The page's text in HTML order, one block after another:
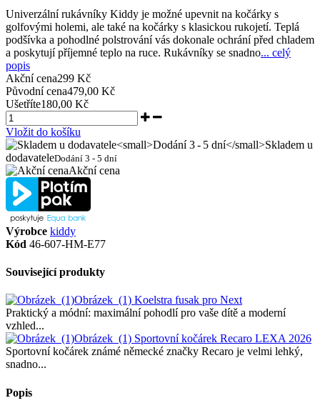
Univerzální rukávníky Kiddy je možné upevnit na kočárky s
golfovými holemi, ale také na kočárky s klasickou rukojetí. Teplá
podšívka a pohodlné polstrování vás dokonale ochrání před chladem
a poskytují příjemné teplo na ruce. Rukávníky se snadno... celý
popis
Akční cena299 Kč
Původní cena479,00 Kč
Ušetříte180,00 Kč
Vložit do košíku
Skladem u
dodavateleDodání 3 - 5 dní
Akční cena
Výrobce kiddy
Kód 46-607-HM-E77
Související produkty
Obrázek_(1) Koelstra fusak pro Next
Praktický a módní: maximální pohodlí pro vaše dítě a moderní
vzhled...
Obrázek_(1) Sportovní kočárek Recaro LEXA 2026
Sportovní kočárek známé německé značky Recaro je velmi lehký,
snadno...
Popis